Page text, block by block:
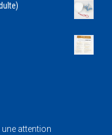
une attention